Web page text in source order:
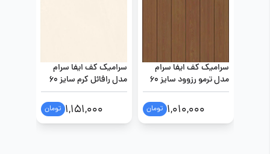
سرامیک کف ایفا سرام
مدل ترمو رزوود سایز 60
در 60
1,010,000 تومان
سرامیک کف ایفا سرام
مدل رافائل کرم سایز 60
در 60
1,151,000 تومان